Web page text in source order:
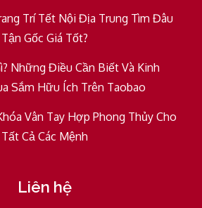
Trí Tết Nội Địa Trung Tìm Đâu
Tận Gốc Giá Tốt?
Những Điều Cần Biết Và Kinh
Sắm Hữu Ích Trên Taobao
Vân Tay Hợp Phong Thủy Cho
Tất Cả Các Mệnh
Liên hệ